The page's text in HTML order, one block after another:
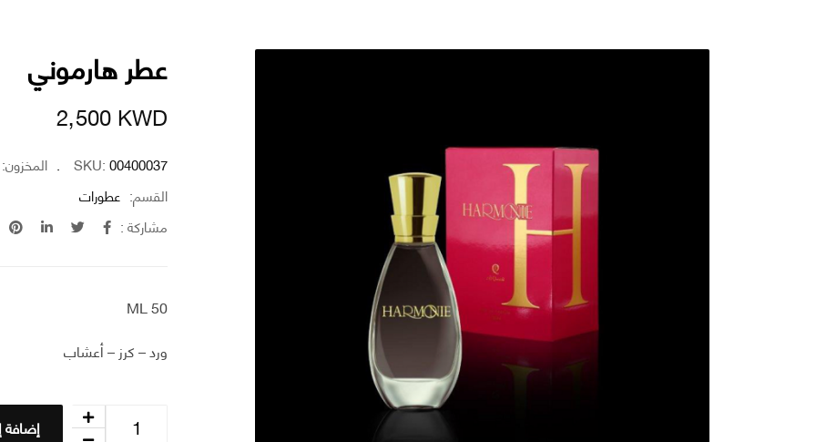
عطر هارموني
2٫500KWD
SKU:00400037 المخزون:
القسم: عطورات
مشاركة :
50 ML
ورد – كرز – أعشاب
إضافة